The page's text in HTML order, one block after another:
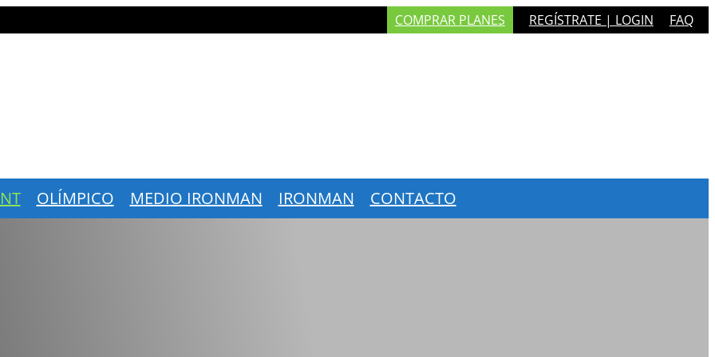
COMPRAR PLANES REGÍSTRATE | LOGIN FAQ
OLÍMPICO MEDIO IRONMAN IRONMAN CONTACTO